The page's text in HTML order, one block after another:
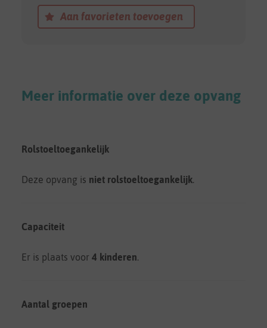
Aan favorieten toevoegen
Meer informatie over deze opvang
Rolstoeltoegankelijk
Deze opvang is niet rolstoeltoegankelijk
Capaciteit
Er is plaats voor 4 kinderen
Aantal groepen